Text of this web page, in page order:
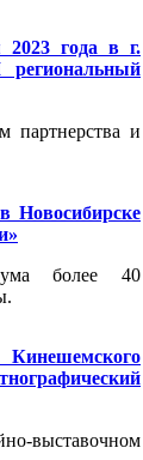
года в г.
региональный
партнерства и
Новосибирске
более 40
выставочном